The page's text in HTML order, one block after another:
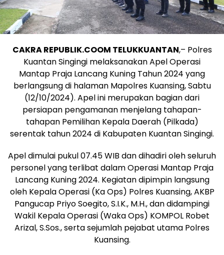
CAKRA REPUBLIK.COOM TELUKKUANTAN,– Polres
Kuantan Singingi melaksanakan Apel Operasi
Mantap Praja Lancang Kuning Tahun 2024 yang
berlangsung di halaman Mapolres Kuansing, Sabtu
(12/10/2024). Apel ini merupakan bagian dari
persiapan pengamanan menjelang tahapan-
tahapan Pemilihan Kepala Daerah (Pilkada)
serentak tahun 2024 di Kabupaten Kuantan Singingi.
Apel dimulai pukul 07.45 WIB dan dihadiri oleh seluruh
personel yang terlibat dalam Operasi Mantap Praja
Lancang Kuning 2024. Kegiatan dipimpin langsung
oleh Kepala Operasi (Ka Ops) Polres Kuansing, AKBP
Pangucap Priyo Soegito, S.I.K., M.H., dan didampingi
Wakil Kepala Operasi (Waka Ops) KOMPOL Robet
Arizal, S.Sos., serta sejumlah pejabat utama Polres
Kuansing.